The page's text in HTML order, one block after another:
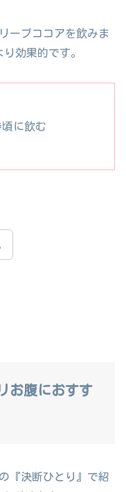
ーブココアを飲みま
効果的です。
に飲む
お腹におすす
『決断ひとり』で紹